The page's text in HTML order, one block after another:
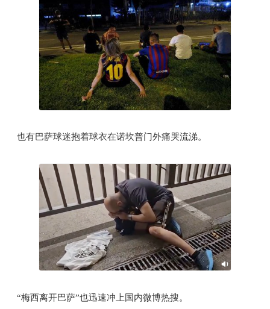
也有巴萨球迷抱着球衣在诺坎普门外痛哭流涕。
“梅西离开巴萨”也迅速冲上国内微博热搜。